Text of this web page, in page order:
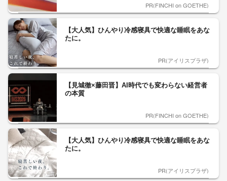
PR(FINCHI on GOETHE)
【大人気】ひんやり冷感寝具で快適な睡眠をあな
たに。
PR(アイリスプラザ)
【見城徹×藤田晋】AI時代でも変わらない経営者
の本質
PR(FINCHI on GOETHE)
【大人気】ひんやり冷感寝具で快適な睡眠をあな
たに。
PR(アイリスプラザ)